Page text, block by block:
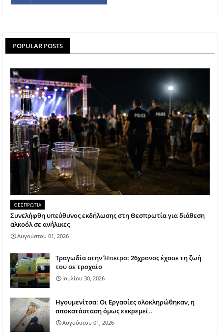
POPULAR POSTS
ΘΕΣΠΡΩΤΙΑ
Συνελήφθη υπεύθυνος εκδήλωσης στη Θεσπρωτία για διάθεση
αλκοόλ σε ανήλικες
Αυγούστου 01, 2026
Τραγωδία στην Ήπειρο: 26χρονος έχασε τη ζωή
του σε τροχαίο
Ιουλίου 30, 2026
Ηγουμενίτσα: Οι Εργασίες ολοκληρώθηκαν, η
αποκατάσταση όμως εκκρεμεί..
Αυγούστου 01, 2026